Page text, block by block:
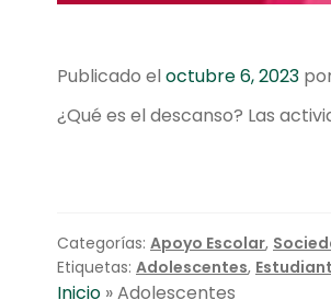
Publicado el octubre 6, 2023
¿Qué es el descanso? Las
Categorías: Apoyo Escolar,
Etiquetas: Adolescentes,
Inicio »Adolescentes